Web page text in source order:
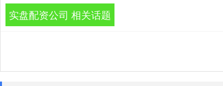
实盘配资公司 相关话题